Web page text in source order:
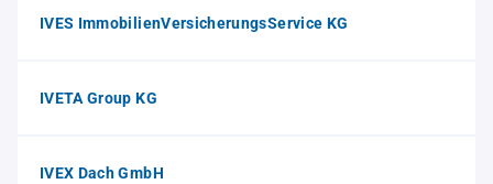
IVES ImmobilienVersicherungsService KG
IVETA Group KG
IVEX Dach GmbH